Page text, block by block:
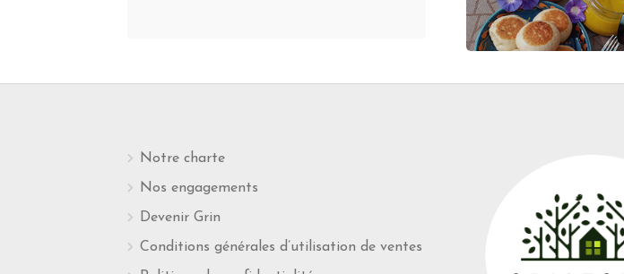
Notre charte
Nos engagements
Devenir Grin
Conditions générales d’utilisation de ventes